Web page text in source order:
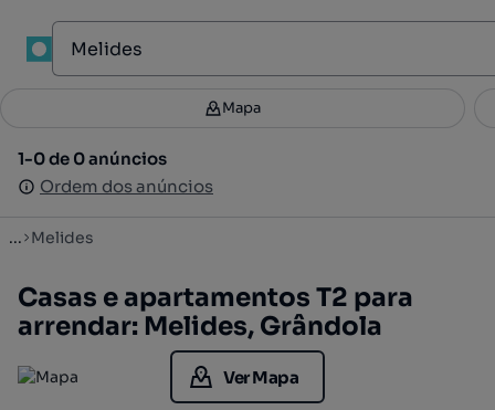
Filtros 3
1-0 de 0 anúncios
Ordem dos anúncios
Mapa
1-0 de 0 anúncios
Ordem dos anúncios
... Melides
Casas e apartamentos T2 para
arrendar: Melides, Grândola
Ver Mapa